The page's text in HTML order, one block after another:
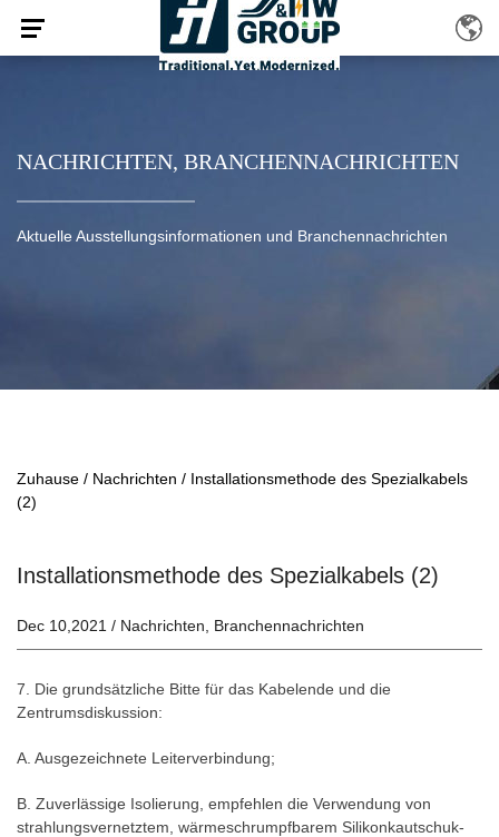
NACHRICHTEN, BRANCHENNACHRICHTEN
Aktuelle Ausstellungsinformationen und Branchennachrichten
Zuhause / Nachrichten / Installationsmethode des Spezialkabels
(2)
Installationsmethode des Spezialkabels (2)
Dec 10,2021 / Nachrichten Branchennachrichten
7. Die grundsätzliche Bitte für das Kabelende und die
Zentrumsdiskussion:
A. Ausgezeichnete Leiterverbindung;
B. Zuverlässige Isolierung, empfehlen die Verwendung von
strahlungsvernetztem, wärmeschrumpfbarem Silikonkautschuk-